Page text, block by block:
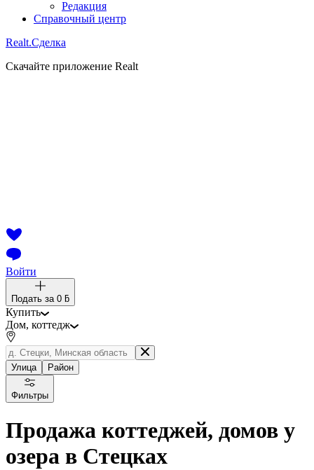
Редакция
Справочный центр
Realt.Сделка
Скачайте приложение Realt
Войти
Подать за 0 ƃ
Купить
Дом, коттедж
Улица Район
Фильтры
Продажа коттеджей, домов у
озера в Стецках